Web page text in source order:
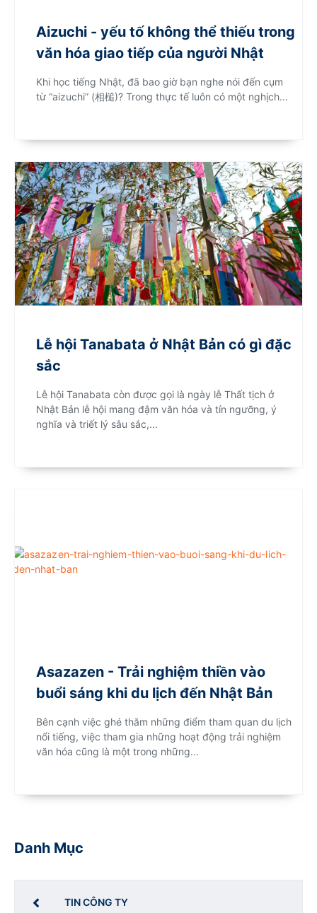
Aizuchi - yếu tố không thể thiếu trong
văn hóa giao tiếp của người Nhật
Khi học tiếng Nhật, đã bao giờ bạn nghe nói đến cụm
từ “aizuchi” (相槌)? Trong thực tế luôn có một nghịch...
Lễ hội Tanabata ở Nhật Bản có gì đặc
sắc
Lễ hội Tanabata còn được gọi là ngày lễ Thất tịch ở
Nhật Bản lễ hội mang đậm văn hóa và tín ngưỡng, ý
nghĩa và triết lý sâu sắc,...
Asazazen - Trải nghiệm thiền vào
buổi sáng khi du lịch đến Nhật Bản
Bên cạnh việc ghé thăm những điểm tham quan du lịch
nổi tiếng, việc tham gia những hoạt động trải nghiệm
văn hóa cũng là một trong những...
Danh Mục
TIN CÔNG TY